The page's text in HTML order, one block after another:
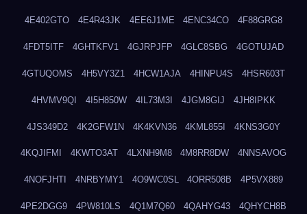
4E402GTO 4E4R43JK 4EE6J1ME 4ENC34CO 4F88GRG8
4FDT5ITF 4GHTKFV1 4GJRPJFP 4GLC8SBG 4GOTUJAD
4GTUQOMS 4H5VY3Z1 4HCW1AJA 4HINPU4S 4HSR603T
4HVMV9QI 4I5H850W 4IL73M3I 4JGM8GIJ 4JH8IPKK
4JS349D2 4K2GFW1N 4K4KVN36 4KML855I 4KNS3G0Y
4KQJIFMI 4KWTO3AT 4LXNH9M8 4M8RR8DW 4NNSAVOG
4NOFJHTI 4NRBYMY1 4O9WC0SL 4ORR508B 4P5VX889
4PE2DGG9 4PW810LS 4Q1M7Q60 4QAHYG43 4QHYCH8B